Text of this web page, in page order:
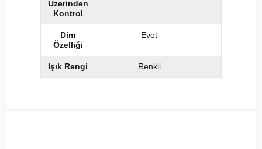
Üzerinden
Kontrol
Dim
Özelliği
Evet
Işık Rengi Renkli